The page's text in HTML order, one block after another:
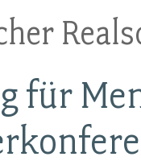
für